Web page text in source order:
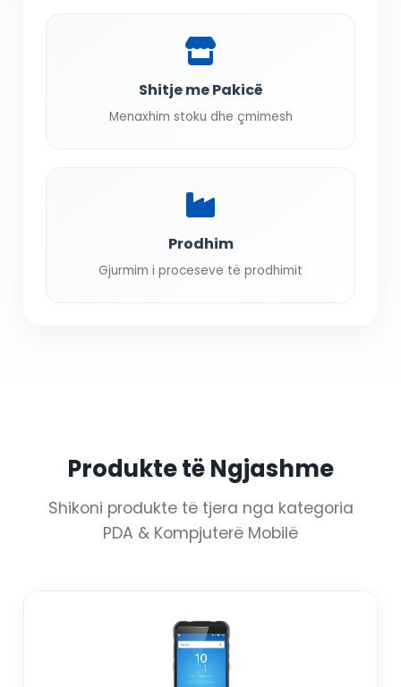
Shitje me Pakicë
Menaxhim stoku dhe çmimesh
Prodhim
Gjurmim i proceseve të prodhimit
Produkte të Ngjashme
Shikoni produkte të tjera nga kategoria
PDA & Kompjuterë Mobilë